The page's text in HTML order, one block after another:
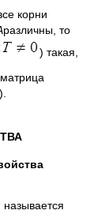
корни
различны, то
) такая,
называется